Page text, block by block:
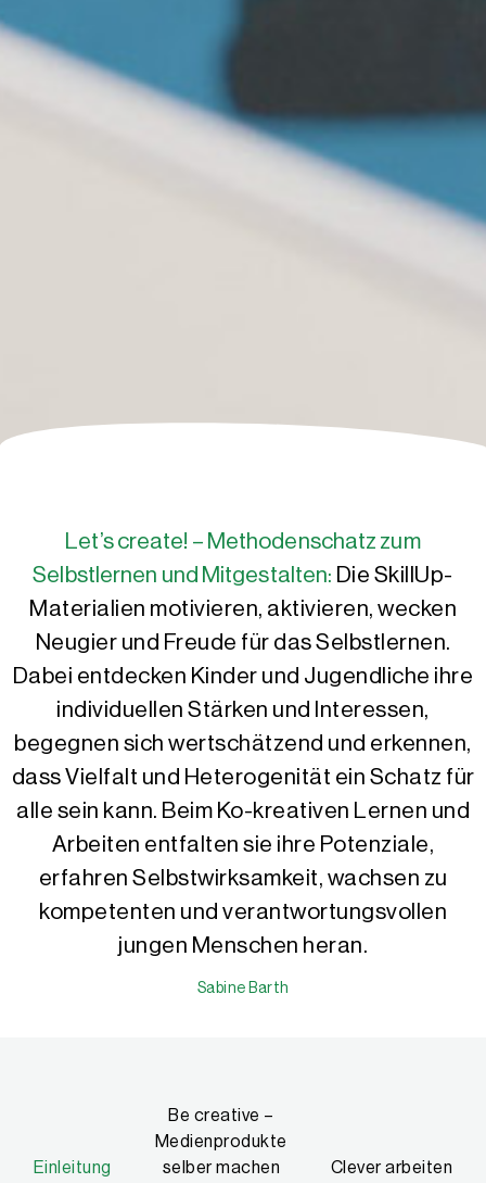
Let’s create! – Methodenschatz zum
Selbstlernen und Mitgestalten: Die SkillUp-
Materialien motivieren, aktivieren, wecken
Neugier und Freude für das Selbstlernen.
Dabei entdecken Kinder und Jugendliche ihre
individuellen Stärken und Interessen,
begegnen sich wertschätzend und erkennen,
dass Vielfalt und Heterogenität ein Schatz für
alle sein kann. Beim Ko-kreativen Lernen und
Arbeiten entfalten sie ihre Potenziale,
erfahren Selbstwirksamkeit, wachsen zu
kompetenten und verantwortungsvollen
jungen Menschen heran.
Sabine Barth
Einleitung
Be creative –
Medienprodukte
selber machen
Clever arbeiten